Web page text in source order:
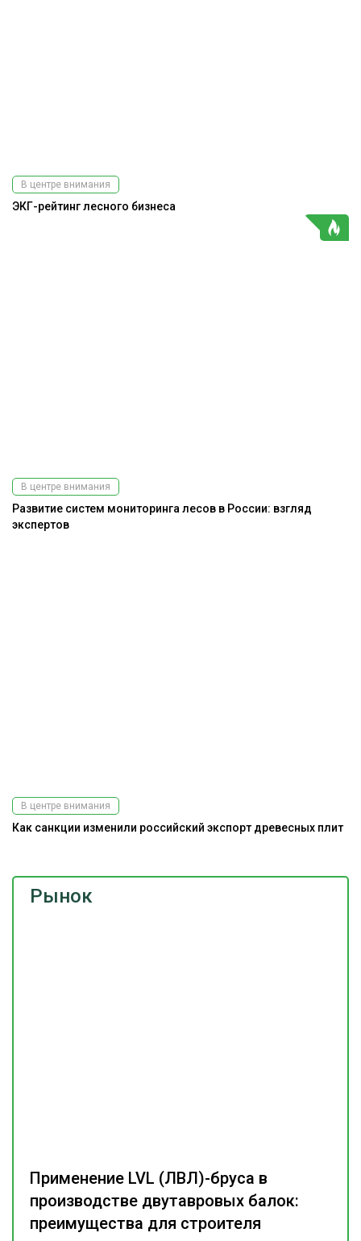
Рынок
Применение LVL (ЛВЛ)-бруса в
производстве двутавровых балок:
преимущества для строителя
В центре внимания
ЭКГ-рейтинг лесного бизнеса
В центре внимания
Развитие систем мониторинга лесов в России: взгляд
экспертов
В центре внимания
Как санкции изменили российский экспорт древесных плит